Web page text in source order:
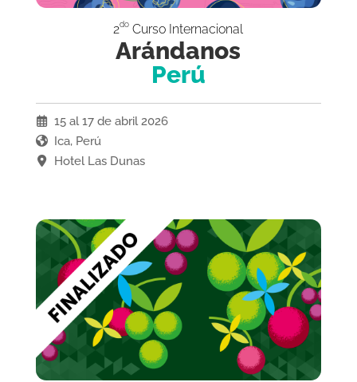
2do Curso Internacional
Arándanos
Perú
15 al 17 de abril 2026
Ica, Perú
Hotel Las Dunas